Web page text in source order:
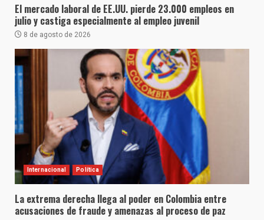
El mercado laboral de EE.UU. pierde 23.000 empleos en
julio y castiga especialmente al empleo juvenil
8 de agosto de 2026
Internacional Política
La extrema derecha llega al poder en Colombia entre
acusaciones de fraude y amenazas al proceso de paz